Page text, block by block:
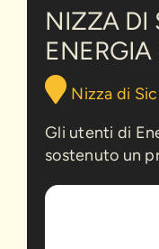
NIZZA DI
ENERGIA
Nizza di
Gli utenti di
sostenuto un
–
Energia
per
Fare